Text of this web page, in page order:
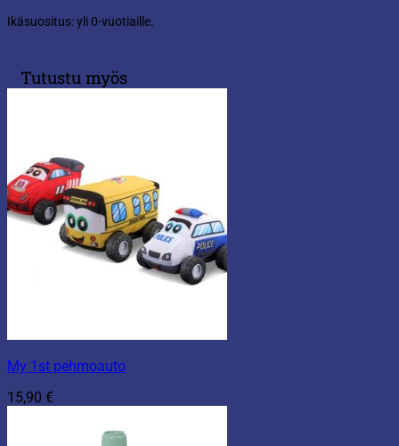
Ikäsuositus: yli 0-vuotiaille.
Tutustu myös
My 1st pehmoauto
15,90 €